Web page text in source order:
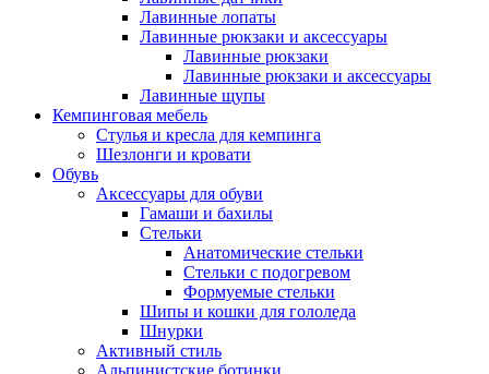
Лавинные лопаты
Лавинные рюкзаки и аксессуары
Лавинные рюкзаки
Лавинные рюкзаки и аксессуары
Лавинные щупы
Кемпинговая мебель
Стулья и кресла для кемпинга
Шезлонги и кровати
Обувь
Аксессуары для обуви
Гамаши и бахилы
Стельки
Анатомические стельки
Стельки с подогревом
Формуемые стельки
Шипы и кошки для гололеда
Шнурки
Активный стиль
Альпинистские ботинки